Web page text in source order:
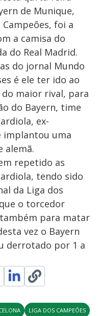
de Munique,
foi a
a camisa do
do Real Madrid.
do jornal Mundo
é ele ter ido ao
maior rival, para
do Bayern, time
ex-
implantou uma
alemã.
repetido as
tendo sido
da Liga dos
o torcedor
para matar
vez o Bayern
derrotado por 1 a
LIGA DOS CAMPEÕES